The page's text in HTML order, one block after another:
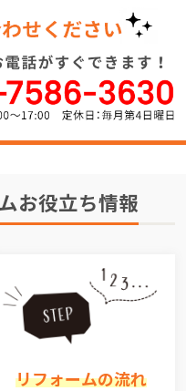
お役立ち情報
リフォームの流れ